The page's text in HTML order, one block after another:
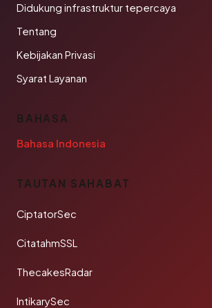
Didukung infrastruktur tepercaya
Tentang
Kebijakan Privasi
Syarat Layanan
BAHASA
Bahasa Indonesia
TAUTAN SAHABAT
CiptatorSec
CitatahmSSL
ThecakesRadar
IntikarySec